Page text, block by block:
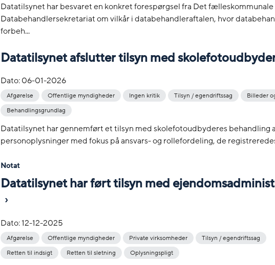
Datatilsynet har besvaret en konkret forespørgsel fra Det fælleskommunale
Databehandlersekretariat om vilkår i databehandleraftalen, hvor
forbeh...
Datatilsynet afslutter tilsyn med
Dato:06-01-2026
Afgørelse Offentlige myndigheder Ingen kritik Tilsyn / egendriftssag
Billeder
Behandlingsgrundlag
Datatilsynet har gennemført et tilsyn med skolefotoudbyderes behandling
personoplysninger med fokus på ansvars- og rollefordeling, de
Notat
Datatilsynet har ført tilsyn med
Dato:12-12-2025
Afgørelse Offentlige myndigheder Private virksomheder
Tilsyn / egendriftssag
Retten til indsigt
Retten til sletning Oplysningspligt